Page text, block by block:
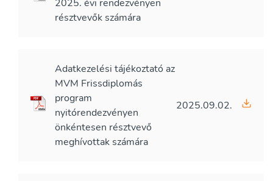
2025. évi rendezvényen
résztvevők számára
Adatkezelési tájékoztató az
MVM Frissdiplomás
program
nyitórendezvényen
önkéntesen résztvevő
meghívottak számára
2025.09.02.